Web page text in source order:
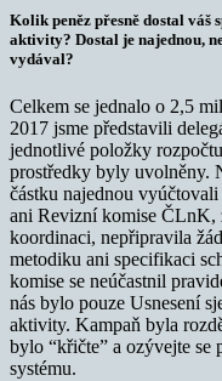
Kolik peněz přesně dostal
aktivity? Dostal je najednou,
vydával?
Celkem se jednalo o 2,5
2017 jsme představili
jednotlivé položky
prostředky byly uvolněny.
částku najednou
ani Revizní komise ČLnK,
koordinaci, nepřipravila
metodiku ani specifikaci
komise se neúčastnil
nás bylo pouze Usnesení
aktivity. Kampaň byla
bylo “křičte” a ozývejte se
systému.